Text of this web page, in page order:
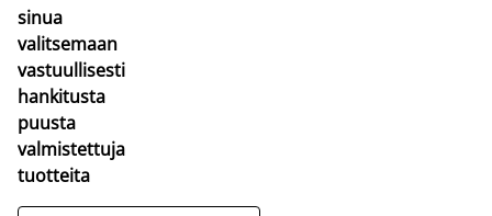
sinua
valitsemaan
vastuullisesti
hankitusta
puusta
valmistettuja
tuotteita